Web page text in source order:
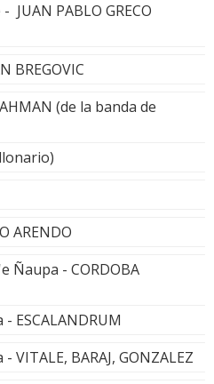
JUAN PABLO GRECO
BREGOVIC
(de la banda de
ARENDO
Ñaupa - CORDOBA
ESCALANDRUM
VITALE, BARAJ, GONZALEZ